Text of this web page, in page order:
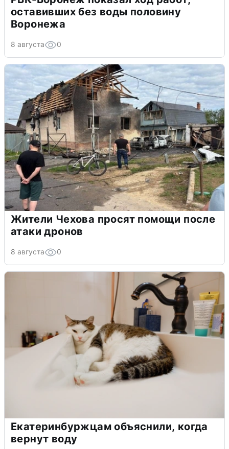
оставивших без воды половину
Воронежа
8 августа 0
Жители Чехова просят помощи после
атаки дронов
8 августа 0
Екатеринбуржцам объяснили, когда
вернут воду